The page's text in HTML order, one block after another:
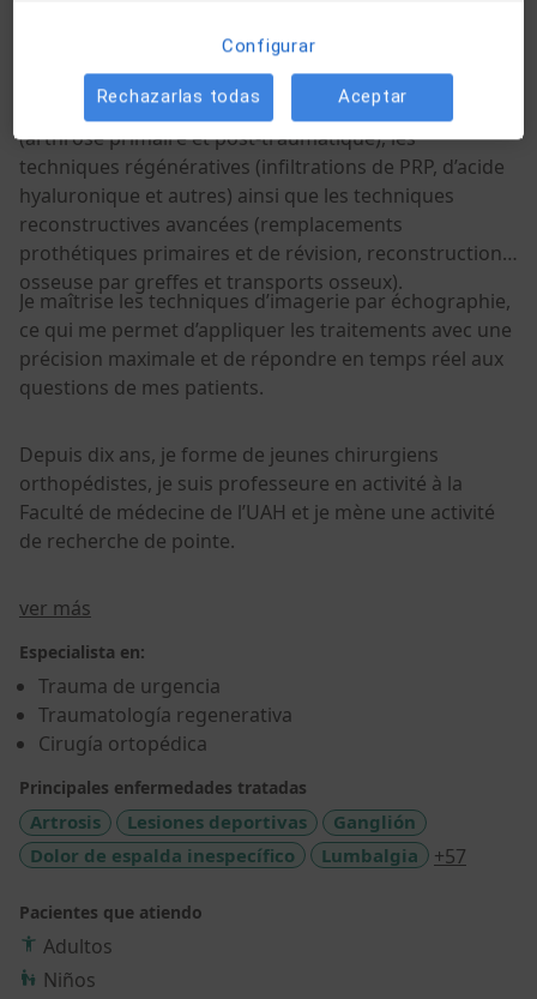
J’ai approfondi tout particulièrement ma formation
dans la pathologie dégénérative du membre inférieur
(arthrose primaire et post-traumatique), les
techniques régénératives (infiltrations de PRP, d’acide
hyaluronique et autres) ainsi que les techniques
reconstructives avancées (remplacements
prothétiques primaires et de révision, reconstruction
osseuse par greffes et transports osseux).
Je maîtrise les techniques d’imagerie par échographie,
ce qui me permet d’appliquer les traitements avec une
précision maximale et de répondre en temps réel aux
questions de mes patients.
Depuis dix ans, je forme de jeunes chirurgiens
orthopédistes, je suis professeure en activité à la
Faculté de médecine de l’UAH et je mène une activité
de recherche de pointe.
ver más
Especialista en:
Trauma de urgencia
Traumatología regenerativa
Cirugía ortopédica
Principales enfermedades tratadas
Artrosis Lesiones deportivas
Ganglión
Dolor de espalda inespecífico
Lumbalgia +57
Pacientes que atiendo
Adultos
Niños
Configurar
Rechazarlas todas Aceptar